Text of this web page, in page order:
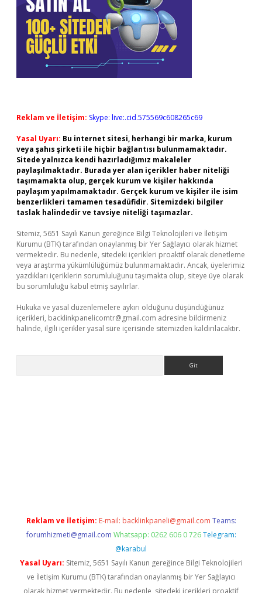
Reklam ve İletişim: Skype: live:.cid.575569c608265c69
Yasal Uyarı: Bu internet sitesi, herhangi bir marka, kurum
veya şahıs şirketi ile hiçbir bağlantısı bulunmamaktadır.
Sitede yalnızca kendi hazırladığımız makaleler
paylaşılmaktadır. Burada yer alan içerikler haber niteliği
taşımamakta olup, gerçek kurum ve kişiler hakkında
paylaşım yapılmamaktadır. Gerçek kurum ve kişiler ile isim
benzerlikleri tamamen tesadüfidir. Sitemizdeki bilgiler
taslak halindedir ve tavsiye niteliği taşımazlar.
Sitemiz, 5651 Sayılı Kanun gereğince Bilgi Teknolojileri ve İletişim
Kurumu (BTK) tarafından onaylanmış bir Yer Sağlayıcı olarak hizmet
vermektedir. Bu nedenle, sitedeki içerikleri proaktif olarak denetleme
veya araştırma yükümlülüğümüz bulunmamaktadır. Ancak, üyelerimiz
yazdıkları içeriklerin sorumluluğunu taşımakta olup, siteye üye olarak
bu sorumluluğu kabul etmiş sayılırlar.
Hukuka ve yasal düzenlemelere aykırı olduğunu düşündüğünüz
içerikleri, backlinkpanelicomtr@gmail.com adresine bildirmeniz
halinde, ilgili içerikler yasal süre içerisinde sitemizden kaldırılacaktır.
Reklam ve İletişim: E-mail: backlinkpaneli@gmail.com Teams:
forumhizmeti@gmail.com Whatsapp: 0262 606 0 726 Telegram:
@karabul
Yasal Uyarı: Sitemiz, 5651 Sayılı Kanun gereğince Bilgi Teknolojileri
ve İletişim Kurumu (BTK) tarafından onaylanmış bir Yer Sağlayıcı
olarak hizmet vermektedir. Bu nedenle, sitedeki içerikleri proaktif